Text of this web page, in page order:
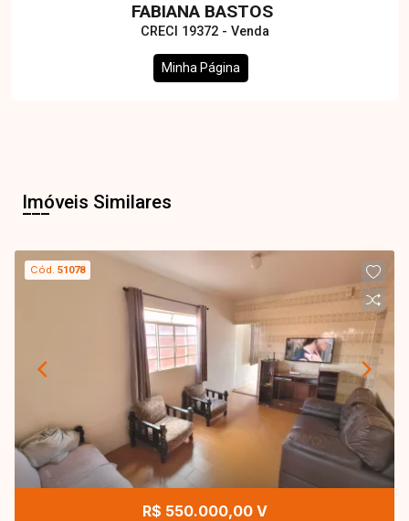
FABIANA BASTOS
CRECI 19372 - Venda
Minha Página
Imóveis Similares
Cód.51078
R$ 550.000,00 V